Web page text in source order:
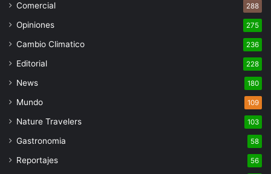
Comercial 288
Opiniones 275
Cambio Climatico 236
Editorial 228
News 180
Mundo 109
Nature Travelers 103
Gastronomia 58
Reportajes 56